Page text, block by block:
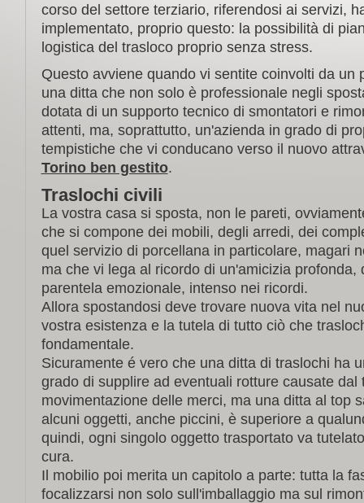
corso del settore terziario, riferendosi ai servizi,
implementato, proprio questo: la possibilità di
logistica del trasloco proprio senza stress.
Questo avviene quando vi sentite coinvolti da un
una ditta che non solo è professionale negli
dotata di un supporto tecnico di smontatori e
attenti, ma, soprattutto, un'azienda in grado di
tempistiche che vi conducano verso il nuovo
Torino ben gestito.
Traslochi civili
La vostra casa si sposta, non le pareti,
che si compone dei mobili, degli arredi, dei
quel servizio di porcellana in particolare, magari
ma che vi lega al ricordo di un'amicizia profonda,
parentela emozionale, intenso nei ricordi.
Allora spostandosi deve trovare nuova vita nel
vostra esistenza e la tutela di tutto ciò che
fondamentale.
Sicuramente é vero che una ditta di traslochi ha
grado di supplire ad eventuali rotture causate dal
movimentazione delle merci, ma una ditta al top
alcuni oggetti, anche piccini, è superiore a
quindi, ogni singolo oggetto trasportato va
cura.
Il mobilio poi merita un capitolo a parte: tutta la
focalizzarsi non solo sull'imballaggio ma sul